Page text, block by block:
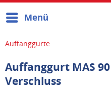
Menü
Auffanggurte
Auffanggurt MAS
Verschluss